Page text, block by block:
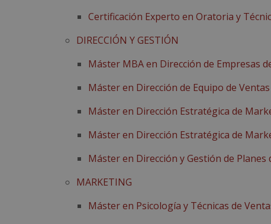
Certificación Experto en Oratoria y
DIRECCIÓN Y GESTIÓN
Máster MBA en Dirección de Empresas
Máster en Dirección de Equipo de
Máster en Dirección Estratégica de
Máster en Dirección Estratégica de
Máster en Dirección y Gestión de
MARKETING
Máster en Psicología y Técnicas de